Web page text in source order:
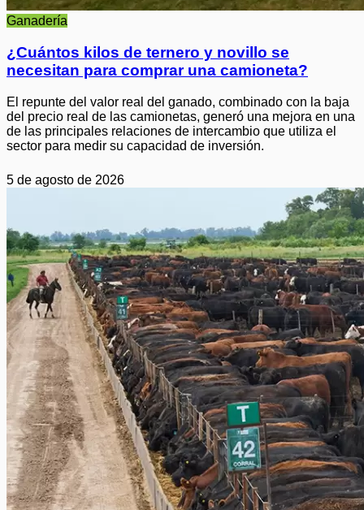
Ganadería
¿Cuántos kilos de ternero y novillo se
necesitan para comprar una camioneta?
El repunte del valor real del ganado, combinado con la baja
del precio real de las camionetas, generó una mejora en una
de las principales relaciones de intercambio que utiliza el
sector para medir su capacidad de inversión.
5 de agosto de 2026